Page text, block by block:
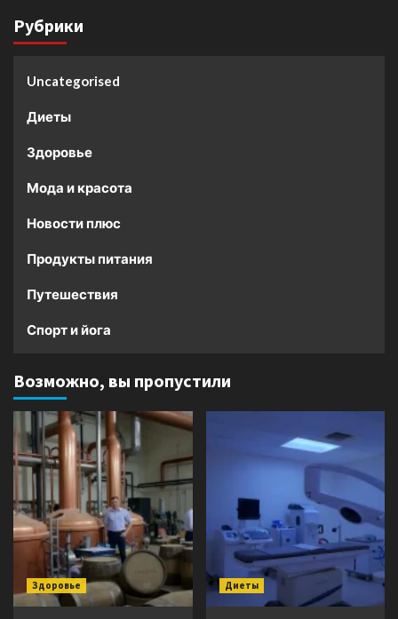
Рубрики
Uncategorised
Диеты
Здоровье
Мода и красота
Новости плюс
Продукты питания
Путешествия
Спорт и йога
Возможно, вы пропустили
Здоровье Диеты